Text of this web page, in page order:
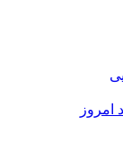
امروز